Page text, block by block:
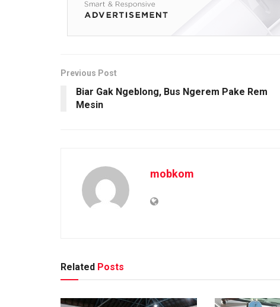
Previous Post
Biar Gak Ngeblong, Bus Ngerem Pake Rem
Mesin
mobkom
Related Posts